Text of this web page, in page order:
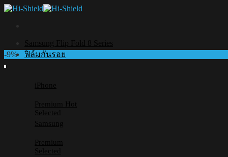
Skip
Samsung Flip Fold 8 Series
ฟิล์มกันรอย
iPhone
Premium
Selected
Samsung
Premium
Selected
-9%